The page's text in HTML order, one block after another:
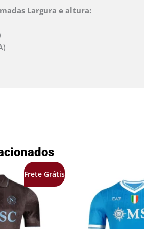
Largura e altura:
Frete Grátis
preço
atual
é:
preço
original
era: